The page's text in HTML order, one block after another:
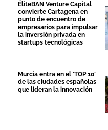
ÉliteBAN Venture Capital
convierte Cartagena en
punto de encuentro de
empresarios para impulsar
la inversión privada en
startups tecnológicas
Murcia entra en el ‘TOP 10’
de las ciudades españolas
que lideran la innovación